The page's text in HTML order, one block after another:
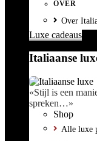
OVER
Over
Luxe cadeaus
Italiaanse
«Stijl is een
spreken…»
Shop
Alle luxe